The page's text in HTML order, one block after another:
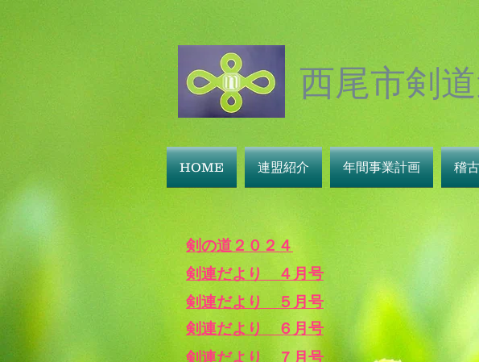
西尾市剣
HOME 連盟紹介 年間事業計画 稽
剣連だより ４月号
剣連だより ５月号
​剣の道２０２４
剣連だより ６月号
剣連だより ７月号